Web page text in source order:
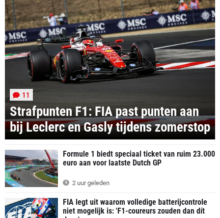
Strafpunten F1: FIA past punten aan
bij Leclerc en Gasly tijdens zomerstop
11
Formule 1 biedt speciaal ticket van ruim 23.000
euro aan voor laatste Dutch GP
2 uur geleden
FIA legt uit waarom volledige batterijcontrole
niet mogelijk is: 'F1-coureurs zouden dan dít